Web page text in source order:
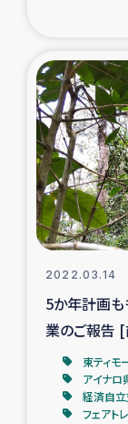
スリランカ
女性グ
国内
2022.03.14
5か年計画も
業のご報告
東ティモ
アイナ
経済自
フェアト